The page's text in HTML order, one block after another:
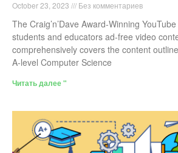
October 23, 2023 Без комментариев
The Craig’n’Dave Award-Winning
students and educators ad-free video
comprehensively covers the content
A-level Computer Science
Читать далее "